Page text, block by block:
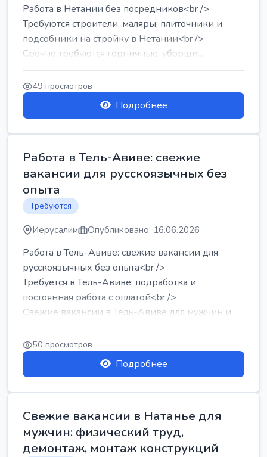
Работа в Нетании без посредников<br />
Требуются строители, маляры, плиточники и
подсобники на стройку в Нетании<br />
Срочно требуются горничные, уборщи...
49 просмотров
Подробнее
Работа в Тель-Авиве: свежие
вакансии для русскоязычных без
опыта
Требуются
Иерусалим Опубликовано: 16.06.2026
Работа в Тель-Авиве: свежие вакансии для
русскоязычных без опыта<br />
Требуется в Тель-Авиве: подработка и
постоянная работа с оплатой<br />
Свежие вакансии в Тель-Авиве для мужчин и
женщин от хозя...
50 просмотров
Подробнее
Свежие вакансии в Натанье для
мужчин: физический труд,
демонтаж, монтаж конструкций